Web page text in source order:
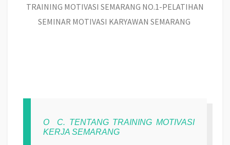
TRAINING MOTIVASI SEMARANG NO.1-PELATIHAN
SEMINAR MOTIVASI KARYAWAN SEMARANG
O
C. TENTANG TRAINING MOTIVASI
KERJA SEMARANG